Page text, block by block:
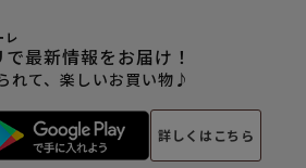
レ
最新情報をお届け！
れて、楽しいお買い物♪
詳しくはこちら